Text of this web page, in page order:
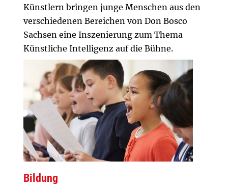
Künstlern bringen junge Menschen aus den
verschiedenen Bereichen von Don Bosco
Sachsen eine Inszenierung zum Thema
Künstliche Intelligenz auf die Bühne.
Bildung